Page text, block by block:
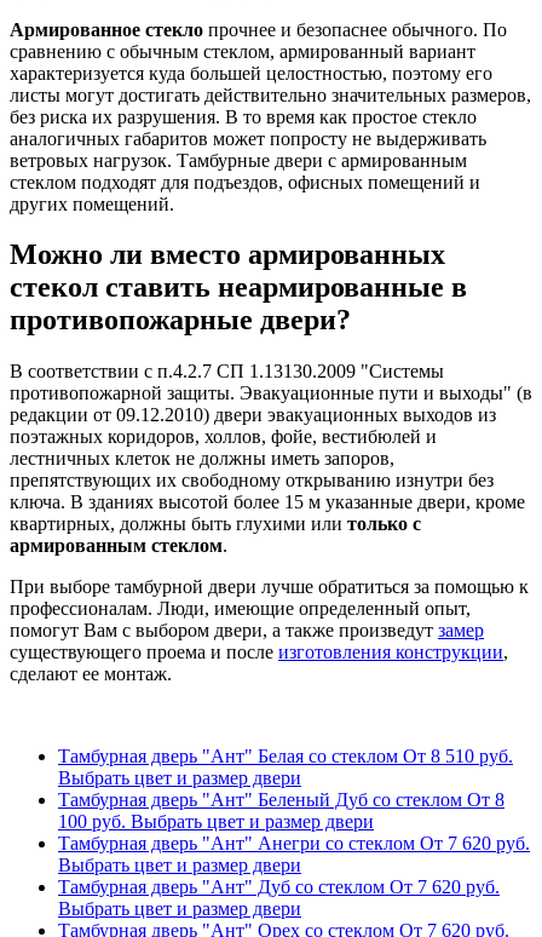
Армированное стекло прочнее и безопаснее обычного. По
сравнению с обычным стеклом, армированный вариант
характеризуется куда большей целостностью, поэтому его
листы могут достигать действительно значительных размеров,
без риска их разрушения. В то время как простое стекло
аналогичных габаритов может попросту не выдерживать
ветровых нагрузок. Тамбурные двери с армированным
стеклом подходят для подъездов, офисных помещений и
других помещений.
Можно ли вместо армированных
стекол ставить неармированные в
противопожарные двери?
В соответствии с п.4.2.7 СП 1.13130.2009 "Системы
противопожарной защиты. Эвакуационные пути и выходы" (в
редакции от 09.12.2010) двери эвакуационных выходов из
поэтажных коридоров, холлов, фойе, вестибюлей и
лестничных клеток не должны иметь запоров,
препятствующих их свободному открыванию изнутри без
ключа. В зданиях высотой более 15 м указанные двери, кроме
квартирных, должны быть глухими или только с
армированным стеклом.
При выборе тамбурной двери лучше обратиться за помощью к
профессионалам. Люди, имеющие определенный опыт,
помогут Вам с выбором двери, а также произведут замер
существующего проема и после изготовления конструкции,
сделают ее монтаж.
Тамбурная дверь "Ант" Белая со стеклом От 8 510 руб.
Выбрать цвет и размер двери
Тамбурная дверь "Ант" Беленый Дуб со стеклом От 8
100 руб. Выбрать цвет и размер двери
Тамбурная дверь "Ант" Анегри со стеклом От 7 620 руб.
Выбрать цвет и размер двери
Тамбурная дверь "Ант" Дуб со стеклом От 7 620 руб.
Выбрать цвет и размер двери
Тамбурная дверь "Ант" Орех со стеклом От 7 620 руб.